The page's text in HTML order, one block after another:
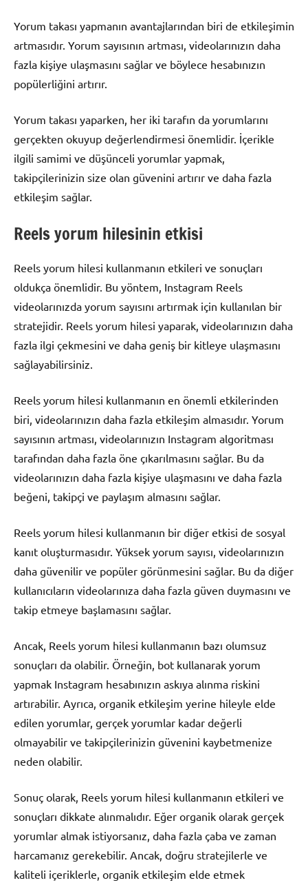
Yorum takası yapmanın avantajlarından biri de etkileşimin
artmasıdır. Yorum sayısının artması, videolarınızın daha
fazla kişiye ulaşmasını sağlar ve böylece hesabınızın
popülerliğini artırır.
Yorum takası yaparken, her iki tarafın da yorumlarını
gerçekten okuyup değerlendirmesi önemlidir. İçerikle
ilgili samimi ve düşünceli yorumlar yapmak,
takipçilerinizin size olan güvenini artırır ve daha fazla
etkileşim sağlar.
Reels yorum hilesinin etkisi
Reels yorum hilesi kullanmanın etkileri ve sonuçları
oldukça önemlidir. Bu yöntem, Instagram Reels
videolarınızda yorum sayısını artırmak için kullanılan bir
stratejidir. Reels yorum hilesi yaparak, videolarınızın daha
fazla ilgi çekmesini ve daha geniş bir kitleye ulaşmasını
sağlayabilirsiniz.
Reels yorum hilesi kullanmanın en önemli etkilerinden
biri, videolarınızın daha fazla etkileşim almasıdır. Yorum
sayısının artması, videolarınızın Instagram algoritması
tarafından daha fazla öne çıkarılmasını sağlar. Bu da
videolarınızın daha fazla kişiye ulaşmasını ve daha fazla
beğeni, takipçi ve paylaşım almasını sağlar.
Reels yorum hilesi kullanmanın bir diğer etkisi de sosyal
kanıt oluşturmasıdır. Yüksek yorum sayısı, videolarınızın
daha güvenilir ve popüler görünmesini sağlar. Bu da diğer
kullanıcıların videolarınıza daha fazla güven duymasını ve
takip etmeye başlamasını sağlar.
Ancak, Reels yorum hilesi kullanmanın bazı olumsuz
sonuçları da olabilir. Örneğin, bot kullanarak yorum
yapmak Instagram hesabınızın askıya alınma riskini
artırabilir. Ayrıca, organik etkileşim yerine hileyle elde
edilen yorumlar, gerçek yorumlar kadar değerli
olmayabilir ve takipçilerinizin güvenini kaybetmenize
neden olabilir.
Sonuç olarak, Reels yorum hilesi kullanmanın etkileri ve
sonuçları dikkate alınmalıdır. Eğer organik olarak gerçek
yorumlar almak istiyorsanız, daha fazla çaba ve zaman
harcamanız gerekebilir. Ancak, doğru stratejilerle ve
kaliteli içeriklerle, organik etkileşim elde etmek